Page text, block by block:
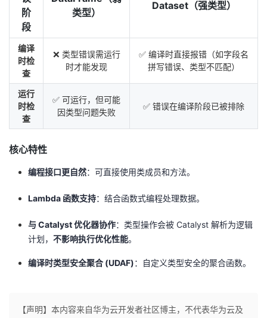
阶
段
类型）
Dataset（强类型）
编译
时检
查
❌ 类型错误需运行
时才能发现
✅ 编译时直接报错（如字段名
拼写错误、类型不匹配）
运行
时检
查
✅ 可运行，但可能
因类型问题失败
✅ 错误在编译阶段已被排除
核心特性
编程接口更自然：可直接使用类成员和方法。
Lambda 函数支持：结合函数式编程处理数据。
与 Catalyst 优化器协作：类型操作会被 Catalyst 解析为逻辑
计划， 不影响执行优化性能。
编译时类型安全聚合 (UDAF)：自定义类型安全的聚合函数。
【声明】本内容来自华为云开发者社区博主，不代表华为云及